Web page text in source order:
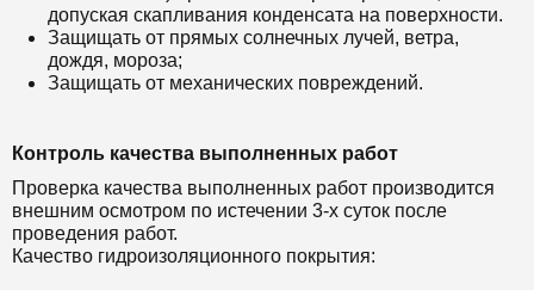
допуская скапливания конденсата на поверхности.
Защищать от прямых солнечных лучей, ветра,
дождя, мороза;
Защищать от механических повреждений.
Контроль качества выполненных работ
Проверка качества выполненных работ производится
внешним осмотром по истечении 3-х суток после
проведения работ.
Качество гидроизоляционного покрытия: